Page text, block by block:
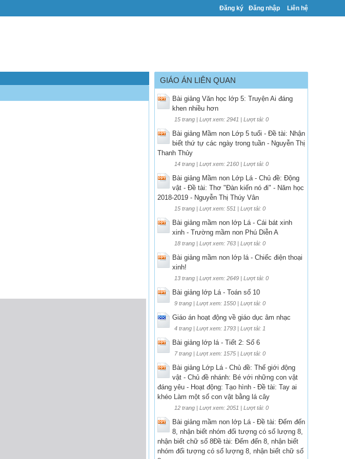
Đăng ký Đăng nhập Liên hệ
GIÁO ÁN LIÊN QUAN
Bài giảng Văn học lớp 5: Truyện Ai đáng
khen nhiều hơn
15 trang | Lượt xem: 2941 | Lượt tải: 0
Bài giảng Mầm non Lớp 5 tuổi - Đề tài: Nhận
biết thứ tự các ngày trong tuần - Nguyễn Thị
Thanh Thủy
14 trang | Lượt xem: 2160 | Lượt tải: 0
Bài giảng Mầm non Lớp Lá - Chủ đề: Động
vật - Đề tài: Thơ "Đàn kiến nó đi" - Năm học
2018-2019 - Nguyễn Thị Thúy Vân
15 trang | Lượt xem: 551 | Lượt tải: 0
Bài giảng mầm non lớp Lá - Cái bát xinh
xinh - Trường mầm non Phú Diễn A
18 trang | Lượt xem: 763 | Lượt tải: 0
Bài giảng mầm non lớp lá - Chiếc điện thoại
xinh!
13 trang | Lượt xem: 2649 | Lượt tải: 0
Bài giảng lớp Lá - Toán số 10
9 trang | Lượt xem: 1550 | Lượt tải: 0
Giáo án hoạt động về giáo dục âm nhạc
4 trang | Lượt xem: 1793 | Lượt tải: 1
Bài giảng lớp lá - Tiết 2: Số 6
7 trang | Lượt xem: 1575 | Lượt tải: 0
Bài giảng Lớp Lá - Chủ đề: Thế giới động
vật - Chủ đề nhánh: Bé với những con vật
đáng yêu - Hoạt động: Tạo hình - Đề tài: Tay ai
khéo Làm một số con vật bằng lá cây
12 trang | Lượt xem: 2051 | Lượt tải: 0
Bài giảng mầm non lớp Lá - Đề tài: Đếm đến
8, nhận biết nhóm đối tượng có số lượng 8,
nhận biết chữ số 8Đề tài: Đếm đến 8, nhận biết
nhóm đối tượng có số lượng 8, nhận biết chữ số